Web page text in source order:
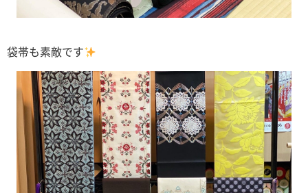
袋帯も素敵です